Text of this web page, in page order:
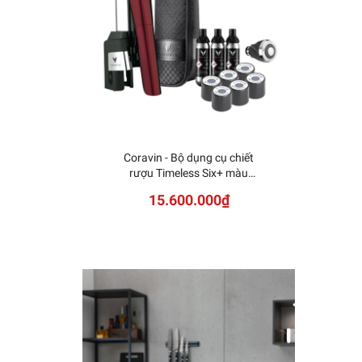
Coravin - Bộ dụng cụ chiết
rượu Timeless Six+ màu
15.600.000₫